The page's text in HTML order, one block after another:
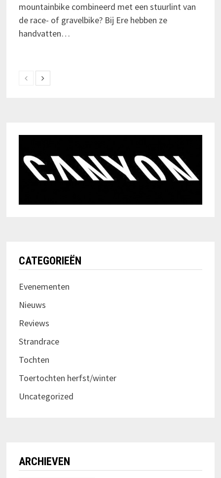
mountainbike combineerd met een stuurlint van
de race- of gravelbike? Bij Ere hebben ze
handvatten…
CATEGORIEËN
Evenementen
Nieuws
Reviews
Strandrace
Tochten
Toertochten herfst/winter
Uncategorized
ARCHIEVEN